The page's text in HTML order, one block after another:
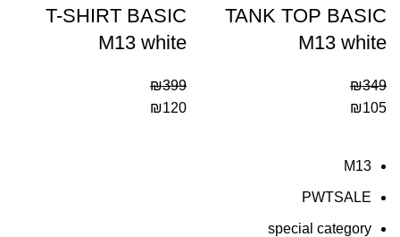
M13
PWTSALE
special category
TANK TOP BASIC
M13 white
₪349
₪105
T-SHIRT BASIC
M13 white
₪399
₪120